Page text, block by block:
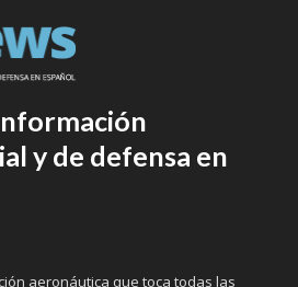
y de defensa en
aeronáutica que toca todas las